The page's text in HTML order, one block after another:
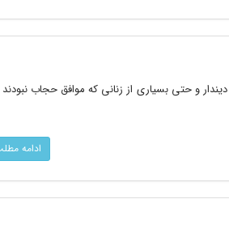
و حتی بسیاری از زنانی که موافق حجاب نبودند
ادامه